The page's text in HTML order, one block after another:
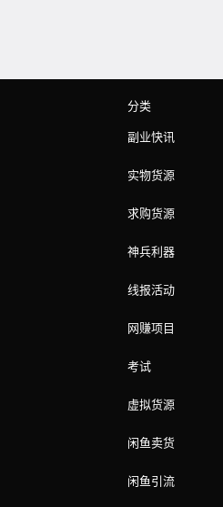
分类
副业快讯
实物货源
求购货源
神兵利器
线报活动
网赚项目
考试
虚拟货源
闲鱼卖货
闲鱼引流